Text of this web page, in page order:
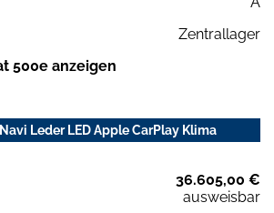
Zentrallager
500e anzeigen
Leder LED Apple CarPlay Klima
36.605,00 €
ausweisbar